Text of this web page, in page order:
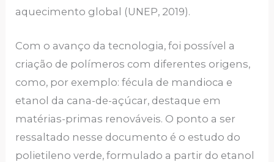
aquecimento global (UNEP, 2019).
Com o avanço da tecnologia, foi possível a
criação de polímeros com diferentes origens,
como, por exemplo: fécula de mandioca e
etanol da cana-de-açúcar, destaque em
matérias-primas renováveis. O ponto a ser
ressaltado nesse documento é o estudo do
polietileno verde, formulado a partir do etanol